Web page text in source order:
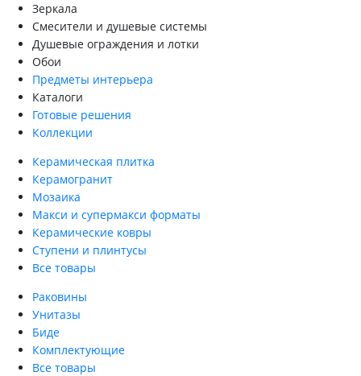
Зеркала
Смесители и душевые системы
Душевые ограждения и лотки
Обои
Предметы интерьера
Каталоги
Готовые решения
Коллекции
Керамическая плитка
Керамогранит
Мозаика
Макси и супермакси форматы
Керамические ковры
Ступени и плинтусы
Все товары
Раковины
Унитазы
Биде
Комплектующие
Все товары